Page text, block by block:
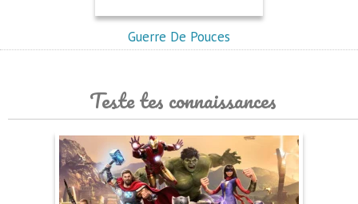
Guerre De Pouces
Teste tes connaissances